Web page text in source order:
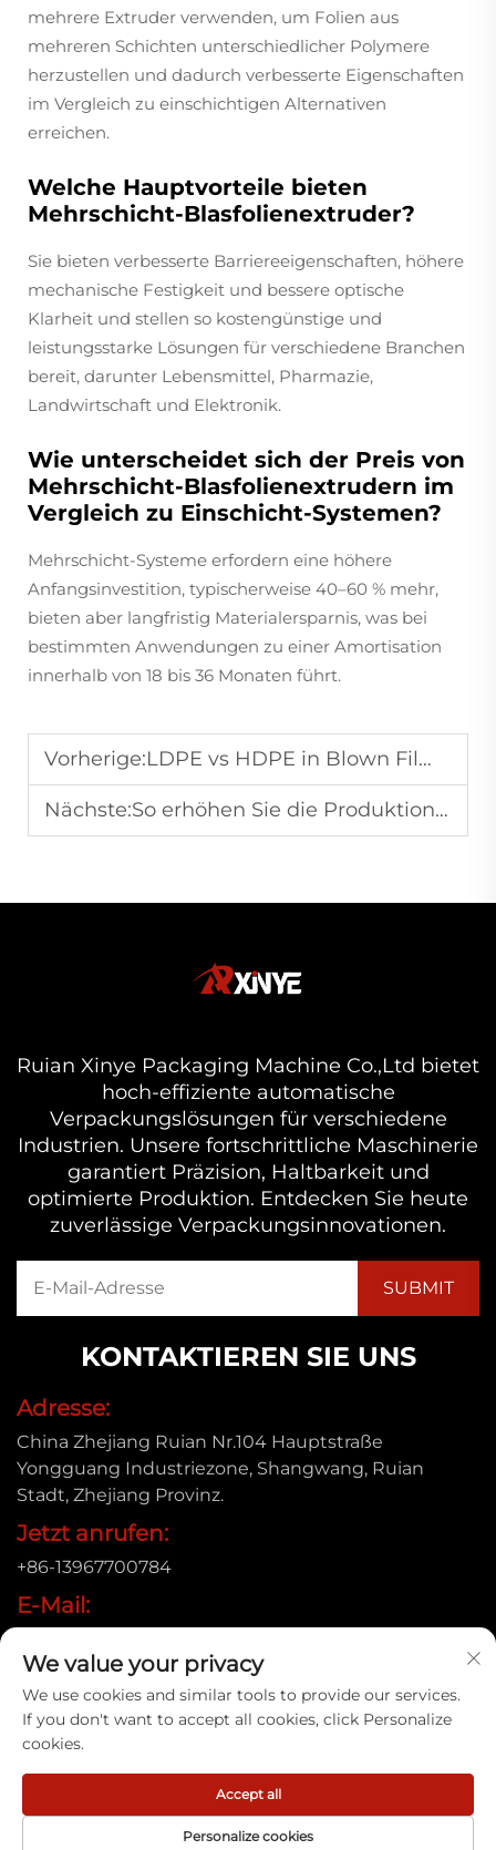
mehrere Extruder verwenden, um Folien aus
mehreren Schichten unterschiedlicher Polymere
herzustellen und dadurch verbesserte Eigenschaften
im Vergleich zu einschichtigen Alternativen
erreichen.
Welche Hauptvorteile bieten
Mehrschicht-Blasfolienextruder?
Sie bieten verbesserte Barriereeigenschaften, höhere
mechanische Festigkeit und bessere optische
Klarheit und stellen so kostengünstige und
leistungsstarke Lösungen für verschiedene Branchen
bereit, darunter Lebensmittel, Pharmazie,
Landwirtschaft und Elektronik.
Wie unterscheidet sich der Preis von
Mehrschicht-Blasfolienextrudern im
Vergleich zu Einschicht-Systemen?
Mehrschicht-Systeme erfordern eine höhere
Anfangsinvestition, typischerweise 40–60 % mehr,
bieten aber langfristig Materialersparnis, was bei
bestimmten Anwendungen zu einer Amortisation
innerhalb von 18 bis 36 Monaten führt.
Vorherige:LDPE vs HDPE in Blown Film-Extrudern: Welches Material ist besser?
Nächste:So erhöhen Sie die Produktionsgeschwindigkeit einer Kunststoffbeutelmaschine
Ruian Xinye Packaging Machine Co.,Ltd bietet
hoch-effiziente automatische
Verpackungslösungen für verschiedene
Industrien. Unsere fortschrittliche Maschinerie
garantiert Präzision, Haltbarkeit und
optimierte Produktion. Entdecken Sie heute
zuverlässige Verpackungsinnovationen.
KONTAKTIEREN SIE UNS
Adresse:
China Zhejiang Ruian Nr.104 Hauptstraße
Yongguang Industriezone, Shangwang, Ruian
Stadt, Zhejiang Provinz.
Jetzt anrufen:
+86-13967700784
E-Mail:
Urheberrecht © 2025 Ruian Xinye Packaging Machine
We value your privacy
We use cookies and similar tools to provide our services.
If you don't want to accept all cookies, click Personalize
cookies.
Personalize cookies
Accept all